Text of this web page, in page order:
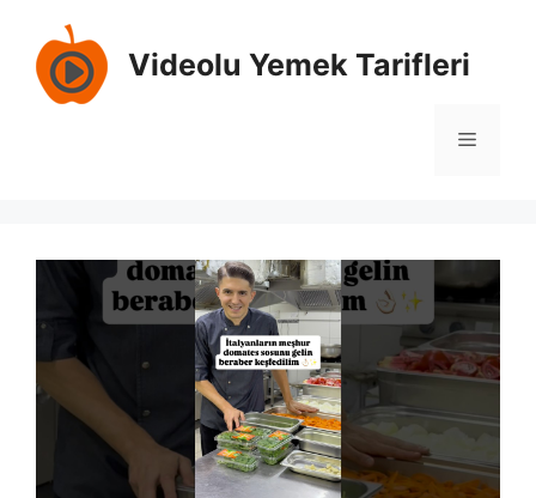
Videolu Yemek Tarifleri
Menü